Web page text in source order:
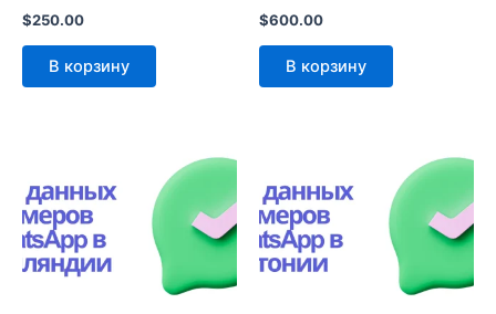
$250.00
В корзину
$600.00
В корзину